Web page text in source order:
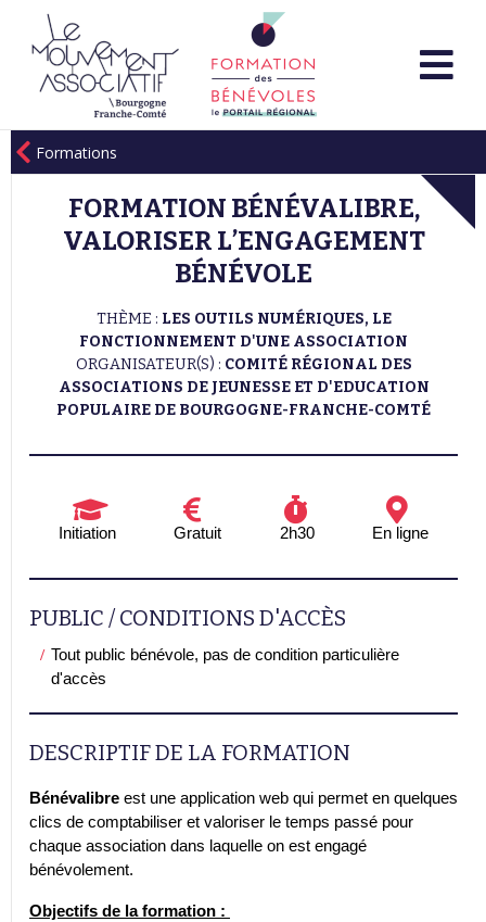
Formations
FORMATION BÉNÉVALIBRE,
VALORISER L’ENGAGEMENT
BÉNÉVOLE
THÈME : LES OUTILS NUMÉRIQUES, LE
FONCTIONNEMENT D'UNE ASSOCIATION
ORGANISATEUR(S) : COMITÉ RÉGIONAL DES
ASSOCIATIONS DE JEUNESSE ET D'EDUCATION
POPULAIRE DE BOURGOGNE-FRANCHE-COMTÉ
Initiation Gratuit 2h30 En ligne
PUBLIC / CONDITIONS D'ACCÈS
Tout public bénévole, pas de condition particulière
d'accès
DESCRIPTIF DE LA FORMATION
Bénévalibre est une application web qui permet en quelques
clics de comptabiliser et valoriser le temps passé pour
chaque association dans laquelle on est engagé
bénévolement.
Objectifs de la formation :